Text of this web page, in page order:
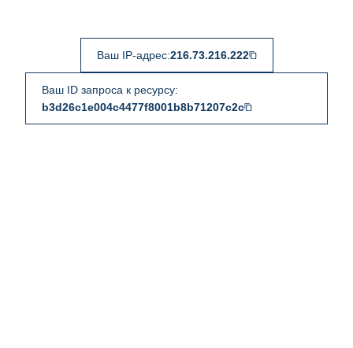
Ваш IP-адрес:216.73.216.222
Ваш ID запроса к ресурсу:
b3d26c1e004c4477f8001b8b71207c2c